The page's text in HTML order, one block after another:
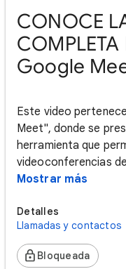
CONOCE
COMPLETA
Google
Este video
Meet", donde se
herramienta que
videoconferencias
Mostrar más
Detalles
Llamadas y contactos
Bloqueada